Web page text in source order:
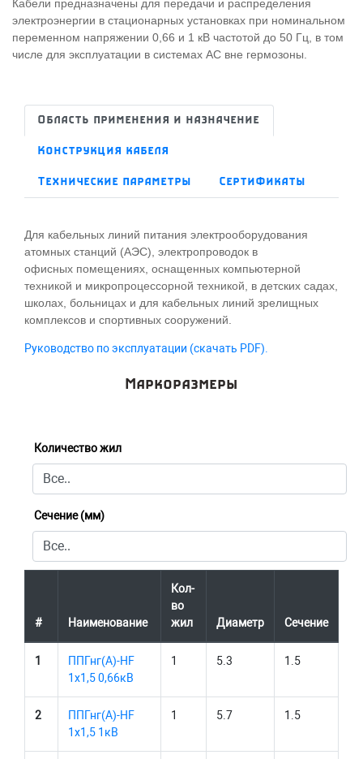
Кабели предназначены для передачи и распределения
электроэнергии в стационарных установках при номинальном
переменном напряжении 0,66 и 1 кВ частотой до 50 Гц, в том
числе для эксплуатации в системах АС вне гермозоны.
Область применения и назначение
Конструкция кабеля
Технические параметры Сертификаты
Для кабельных линий питания электрооборудования
атомных станций (АЭС), электропроводок в
офисных помещениях, оснащенных компьютерной
техникой и микропроцессорной техникой, в детских садах,
школах, больницах и для кабельных линий зрелищных
комплексов и спортивных сооружений.
Руководство по эксплуатации (скачать PDF).
Маркоразмеры
Количество жил
Сечение (мм)
# Наименование
Кол-
во
жил
Диаметр Сечение
1
ППГнг(А)-HF
1х1,5 0,66кВ
1 5.3 1.5
2
ППГнг(А)-HF
1х1,5 1кВ
1 5.7 1.5